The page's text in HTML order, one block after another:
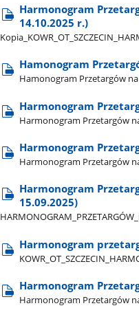
Harmonogram
14.10.2025 r.)
Hamonogram
Hamonogram Przetargów
Harmonogram
Harmonogram Przetargów
Harmonogram
Harmonogram Przetargów
Harmonogram
15.09.2025)
Harmonogram
Harmonogram
Harmonogram Przetargów